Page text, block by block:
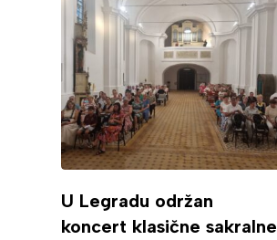
U Legradu održan
koncert klasične sakralne